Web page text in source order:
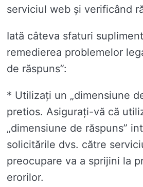
serviciul web și verificând
Iată câteva sfaturi
remedierea problemelor
de răspuns”:
* Utilizați un „dimensiune
pretios. Asigurați-vă că
„dimensiune de răspuns”
solicitările dvs. către
preocupare va a sprijini la
erorilor.